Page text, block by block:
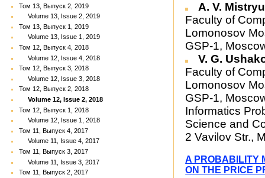
Том 13, Выпуск 2, 2019
Volume 13, Issue 2, 2019
Том 13, Выпуск 1, 2019
Volume 13, Issue 1, 2019
Том 12, Выпуск 4, 2018
Volume 12, Issue 4, 2018
Том 12, Выпуск 3, 2018
Volume 12, Issue 3, 2018
Том 12, Выпуск 2, 2018
Volume 12, Issue 2, 2018
Том 12, Выпуск 1, 2018
Volume 12, Issue 1, 2018
Том 11, Выпуск 4, 2017
Volume 11, Issue 4, 2017
Том 11, Выпуск 3, 2017
Volume 11, Issue 3, 2017
Том 11, Выпуск 2, 2017
A. V.
Faculty of
Lomonosov
GSP-1,
V. G.
Faculty of
Lomonosov
GSP-1,
Informatics
Science and
2 Vavilov Str.,
A PROBABILITY
ON THE PRICE